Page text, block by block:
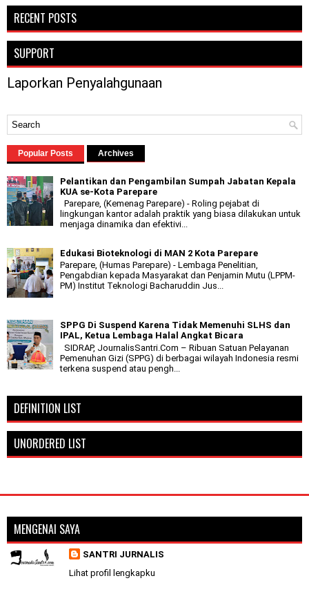
RECENT POSTS
SUPPORT
Laporkan Penyalahgunaan
Popular Posts Archives
Pelantikan dan Pengambilan Sumpah Jabatan Kepala
KUA se-Kota Parepare
Parepare, (Kemenag Parepare) - Roling pejabat di
lingkungan kantor adalah praktik yang biasa dilakukan untuk
menjaga dinamika dan efektivi...
Edukasi Bioteknologi di MAN 2 Kota Parepare
Parepare, (Humas Parepare) - Lembaga Penelitian,
Pengabdian kepada Masyarakat dan Penjamin Mutu (LPPM-
PM) Institut Teknologi Bacharuddin Jus...
SPPG Di Suspend Karena Tidak Memenuhi SLHS dan
IPAL, Ketua Lembaga Halal Angkat Bicara
SIDRAP, JournalisSantri.Com – Ribuan Satuan Pelayanan
Pemenuhan Gizi (SPPG) di berbagai wilayah Indonesia resmi
terkena suspend atau pengh...
DEFINITION LIST
UNORDERED LIST
MENGENAI SAYA
SANTRI JURNALIS
Lihat profil lengkapku